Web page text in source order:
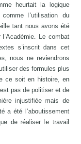
heurtait la logique
l’utilisation du
tant nous avons été
Le combat
s’inscrit dans cet
nous ne reviendrons
des formules plus
ce soit en histoire, en
pas de politiser et de
injustifiée mais de
a été l’aboutissement
de réaliser le travail